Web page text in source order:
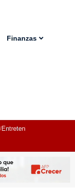
Finanzas
Entretenimiento